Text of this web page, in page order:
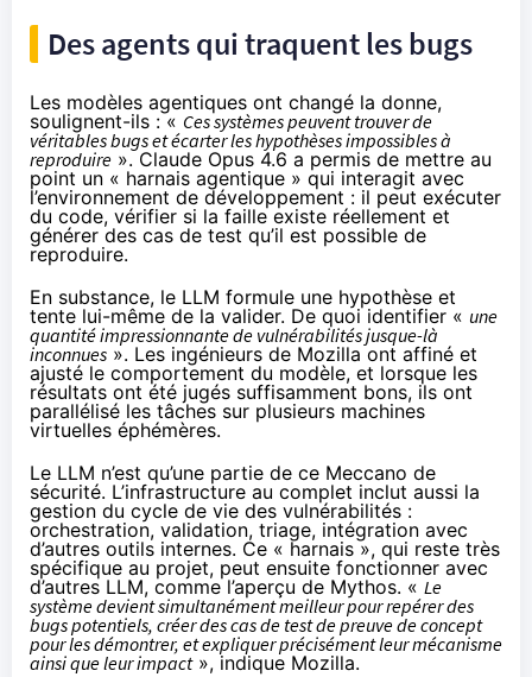
Des agents qui traquent les bugs
Les modèles agentiques ont changé la donne,
soulignent-ils : « Ces systèmes peuvent trouver de
véritables bugs et écarter les hypothèses impossibles à
reproduire ». Claude Opus 4.6 a permis de mettre au
point un « harnais agentique » qui interagit avec
l’environnement de développement : il peut exécuter
du code, vérifier si la faille existe réellement et
générer des cas de test qu’il est possible de
reproduire.
En substance, le LLM formule une hypothèse et
tente lui-même de la valider. De quoi identifier « une
quantité impressionnante de vulnérabilités jusque-là
inconnues ». Les ingénieurs de Mozilla ont affiné et
ajusté le comportement du modèle, et lorsque les
résultats ont été jugés suffisamment bons, ils ont
parallélisé les tâches sur plusieurs machines
virtuelles éphémères.
Le LLM n’est qu’une partie de ce Meccano de
sécurité. L’infrastructure au complet inclut aussi la
gestion du cycle de vie des vulnérabilités :
orchestration, validation, triage, intégration avec
d’autres outils internes. Ce « harnais », qui reste très
spécifique au projet, peut ensuite fonctionner avec
d’autres LLM, comme l’aperçu de Mythos. « Le
système devient simultanément meilleur pour repérer des
bugs potentiels, créer des cas de test de preuve de concept
pour les démontrer, et expliquer précisément leur mécanisme
ainsi que leur impact», indique Mozilla.